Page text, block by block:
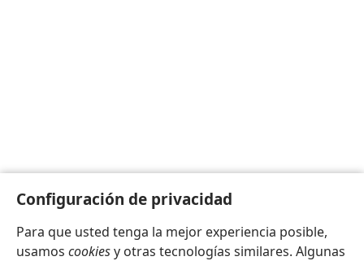
Configuración de privacidad
Para que usted tenga la mejor experiencia posible,
usamos cookiesy otras tecnologías similares. Algunas